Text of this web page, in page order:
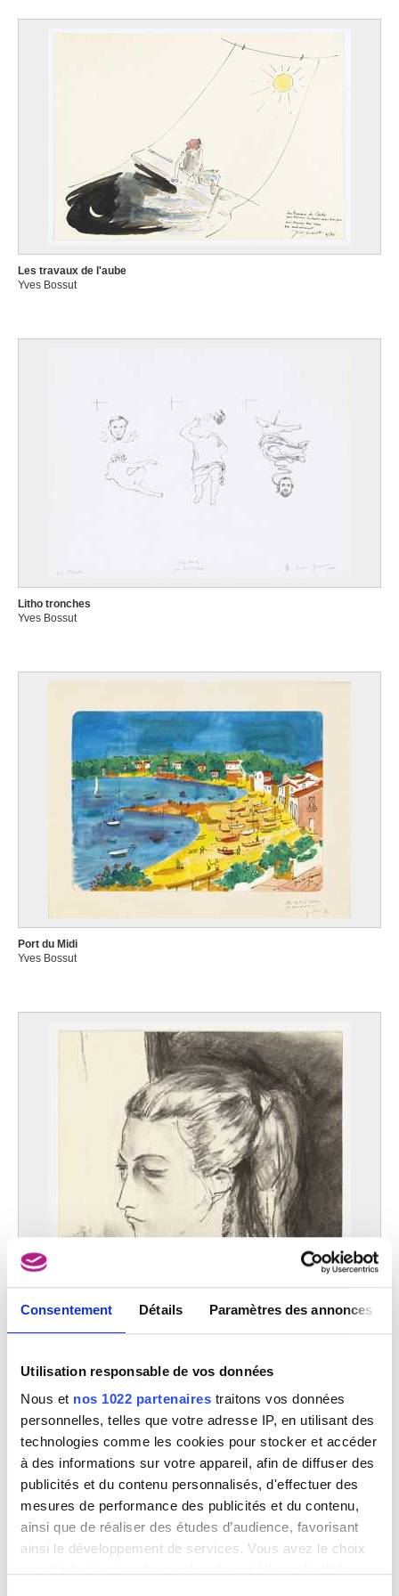
Consentement Détails Paramètres des annonces
Utilisation responsable de vos données
Nous et nos 1022 partenaires traitons vos données
personnelles, telles que votre adresse IP, en utilisant des
technologies comme les cookies pour stocker et accéder
à des informations sur votre appareil, afin de diffuser des
publicités et du contenu personnalisés, d'effectuer des
mesures de performance des publicités et du contenu,
ainsi que de réaliser des études d’audience, favorisant
ainsi le développement de services. Vous avez le choix
Les travaux de l'aube
Yves Bossut
Litho tronches
Yves Bossut
Port du Midi
Yves Bossut
Portrait de qui il sait
Yves Bossut